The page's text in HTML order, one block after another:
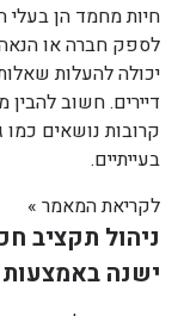
חיות מחמד הן
לספק חברה או
יכולה להעלות
דיירים. חשוב
קרובות נושאים כמו
בעייתיים.
לקריאת המאמר »
ניהול תקציב
ישנה באמצעות